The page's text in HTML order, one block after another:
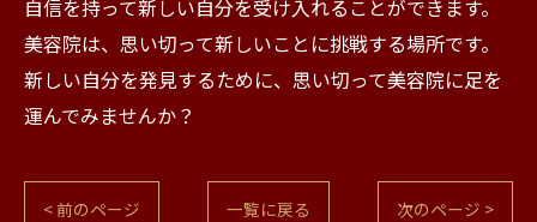
自信を持って新しい自分を受け入れることができます。
美容院は、思い切って新しいことに挑戦する場所です。
新しい自分を発見するために、思い切って美容院に足を
運んでみませんか？
< 前のページ 一覧に戻る 次のページ >